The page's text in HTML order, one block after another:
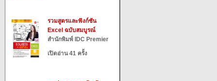
รวมสูตรและฟังก์ชัน
Excel ฉบับสมบูรณ์
สำนักพิมพ์ IDC Premier
เปิดอ่าน 41 ครั้ง